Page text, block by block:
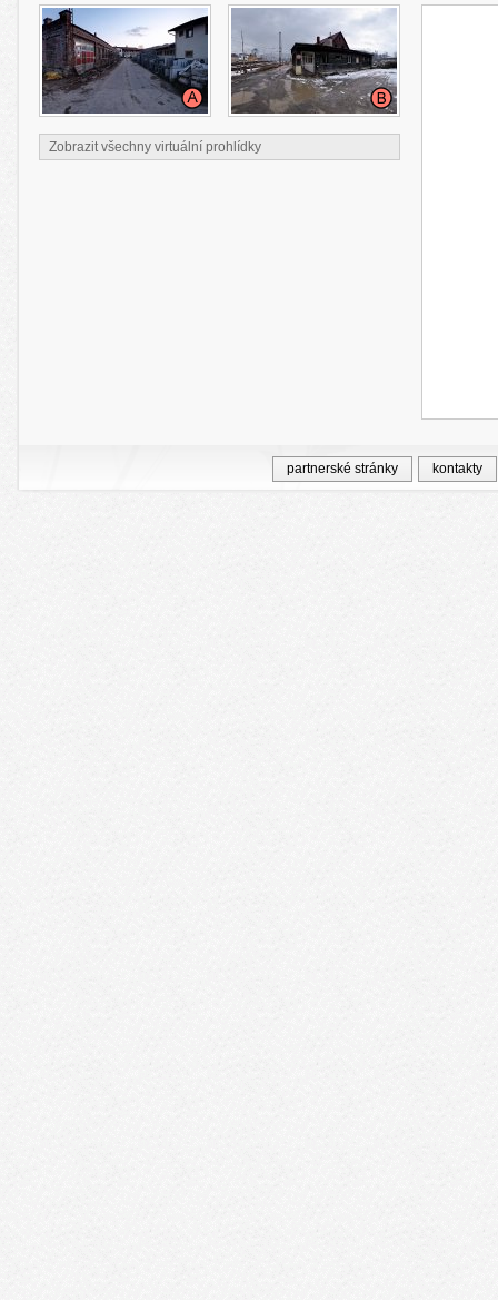
Zobrazit všechny virtuální prohlídky
partnerské stránky kontakty